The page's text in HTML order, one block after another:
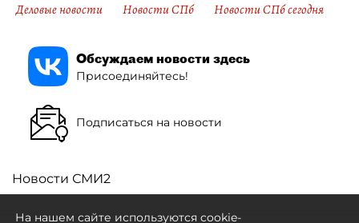
Деловые новости
Новости СПб Новости СПб сегодня
Обсуждаем новости здесь
Присоединяйтесь!
Подписаться на новости
Новости СМИ2
На нашем сайте используются cookie-